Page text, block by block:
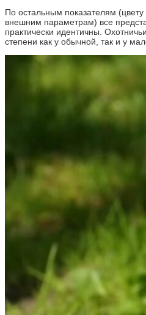
По остальным показателям
внешним параметрам) все
практически идентичны.
степени как у обычной, так и у